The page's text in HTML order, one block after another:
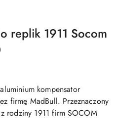
replik 1911 Socom
aluminium kompensator
firmę MadBull. Przeznaczony
rodziny 1911 firm SOCOM